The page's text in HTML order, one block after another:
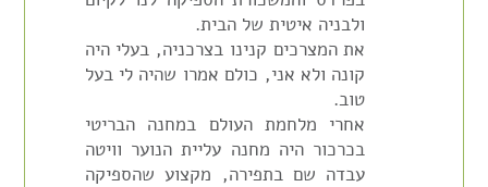
ולבניה איטית של הבית.
את המצרכים קנינו בצרכניה, בעלי היה
קונה ולא אני, כולם אמרו שהיה לי בעל
טוב.
אחרי מלחמת העולם במחנה הבריטי
בכרכור היה מחנה עליית הנוער וויטה
עבדה שם בתפירה, מקצוע שהספיקה